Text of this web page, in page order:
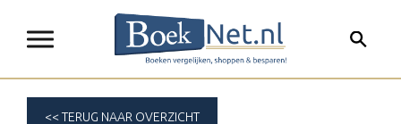
<< TERUG NAAR OVERZICHT